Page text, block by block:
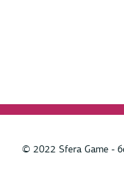
© 2022 Sfera Game -